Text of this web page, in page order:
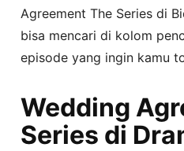
Agreement The Series di
bisa mencari di kolom
episode yang ingin kamu
Wedding
Series di